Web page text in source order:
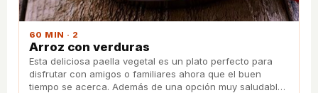
60 MIN · 2
Arroz con verduras
Esta deliciosa paella vegetal es un plato perfecto para
disfrutar con amigos o familiares ahora que el buen
tiempo se acerca. Además de una opción muy saludable,